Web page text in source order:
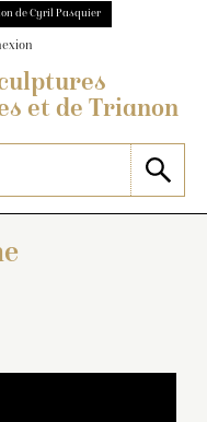
de Cyril Pasquier
et de Trianon